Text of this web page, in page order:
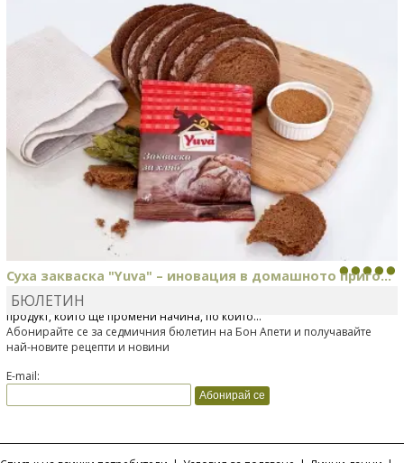
Суха закваска "Yuva" – иновация в домашното приго...
Отскоро Лесафр България стартира предлагането на изцяло нов
продукт, който ще промени начина, по който...
БЮЛЕТИН
Абонирайте се за седмичния бюлетин на Бон Апети и получавайте
най-новите рецепти и новини
E-mail: